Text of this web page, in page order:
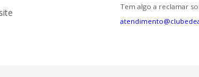
Tem algo a reclamar